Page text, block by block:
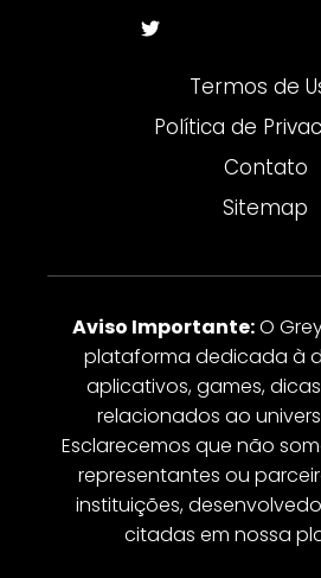
Termos de
Política de
Contato
Sitemap
Aviso Importante:O
plataforma dedicada à
aplicativos, games,
relacionados ao
Esclarecemos que não
representantes ou
instituições,
citadas em nossa